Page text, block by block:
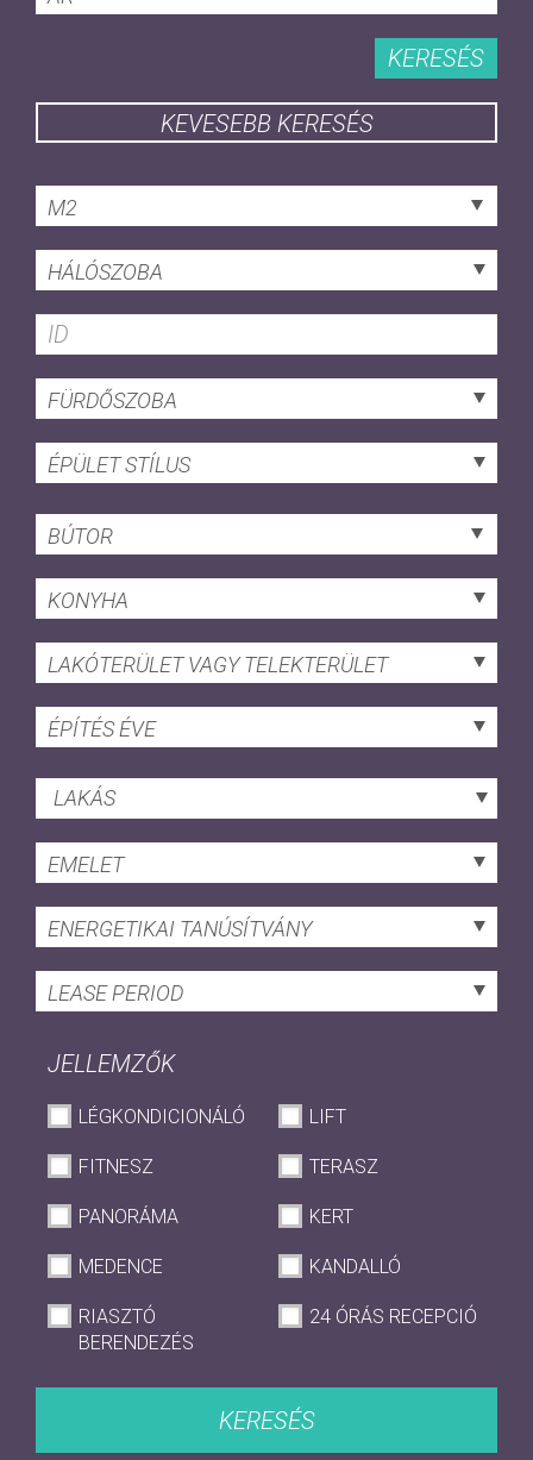
KERESÉS
KEVESEBB KERESÉS
M2
HÁLÓSZOBA
FÜRDŐSZOBA
ÉPÜLET STÍLUS
BÚTOR
KONYHA
LAKÓTERÜLET VAGY TELEKTERÜLET
ÉPÍTÉS ÉVE
LAKÁS
EMELET
ENERGETIKAI TANÚSÍTVÁNY
LEASE PERIOD
JELLEMZŐK
LÉGKONDICIONÁLÓ LIFT
FITNESZ TERASZ
PANORÁMA KERT
MEDENCE KANDALLÓ
RIASZTÓ
BERENDEZÉS
24 ÓRÁS RECEPCIÓ
KERESÉS